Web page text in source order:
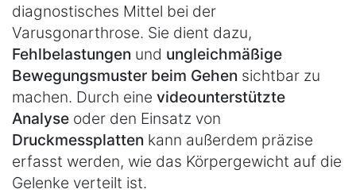
diagnostisches Mittel bei der
Varusgonarthrose. Sie dient dazu,
Fehlbelastungen und ungleichmäßige
Bewegungsmuster beim Gehen sichtbar zu
machen. Durch eine videounterstützte
Analyse oder den Einsatz von
Druckmessplatten kann außerdem präzise
erfasst werden, wie das Körpergewicht auf die
Gelenke verteilt ist.